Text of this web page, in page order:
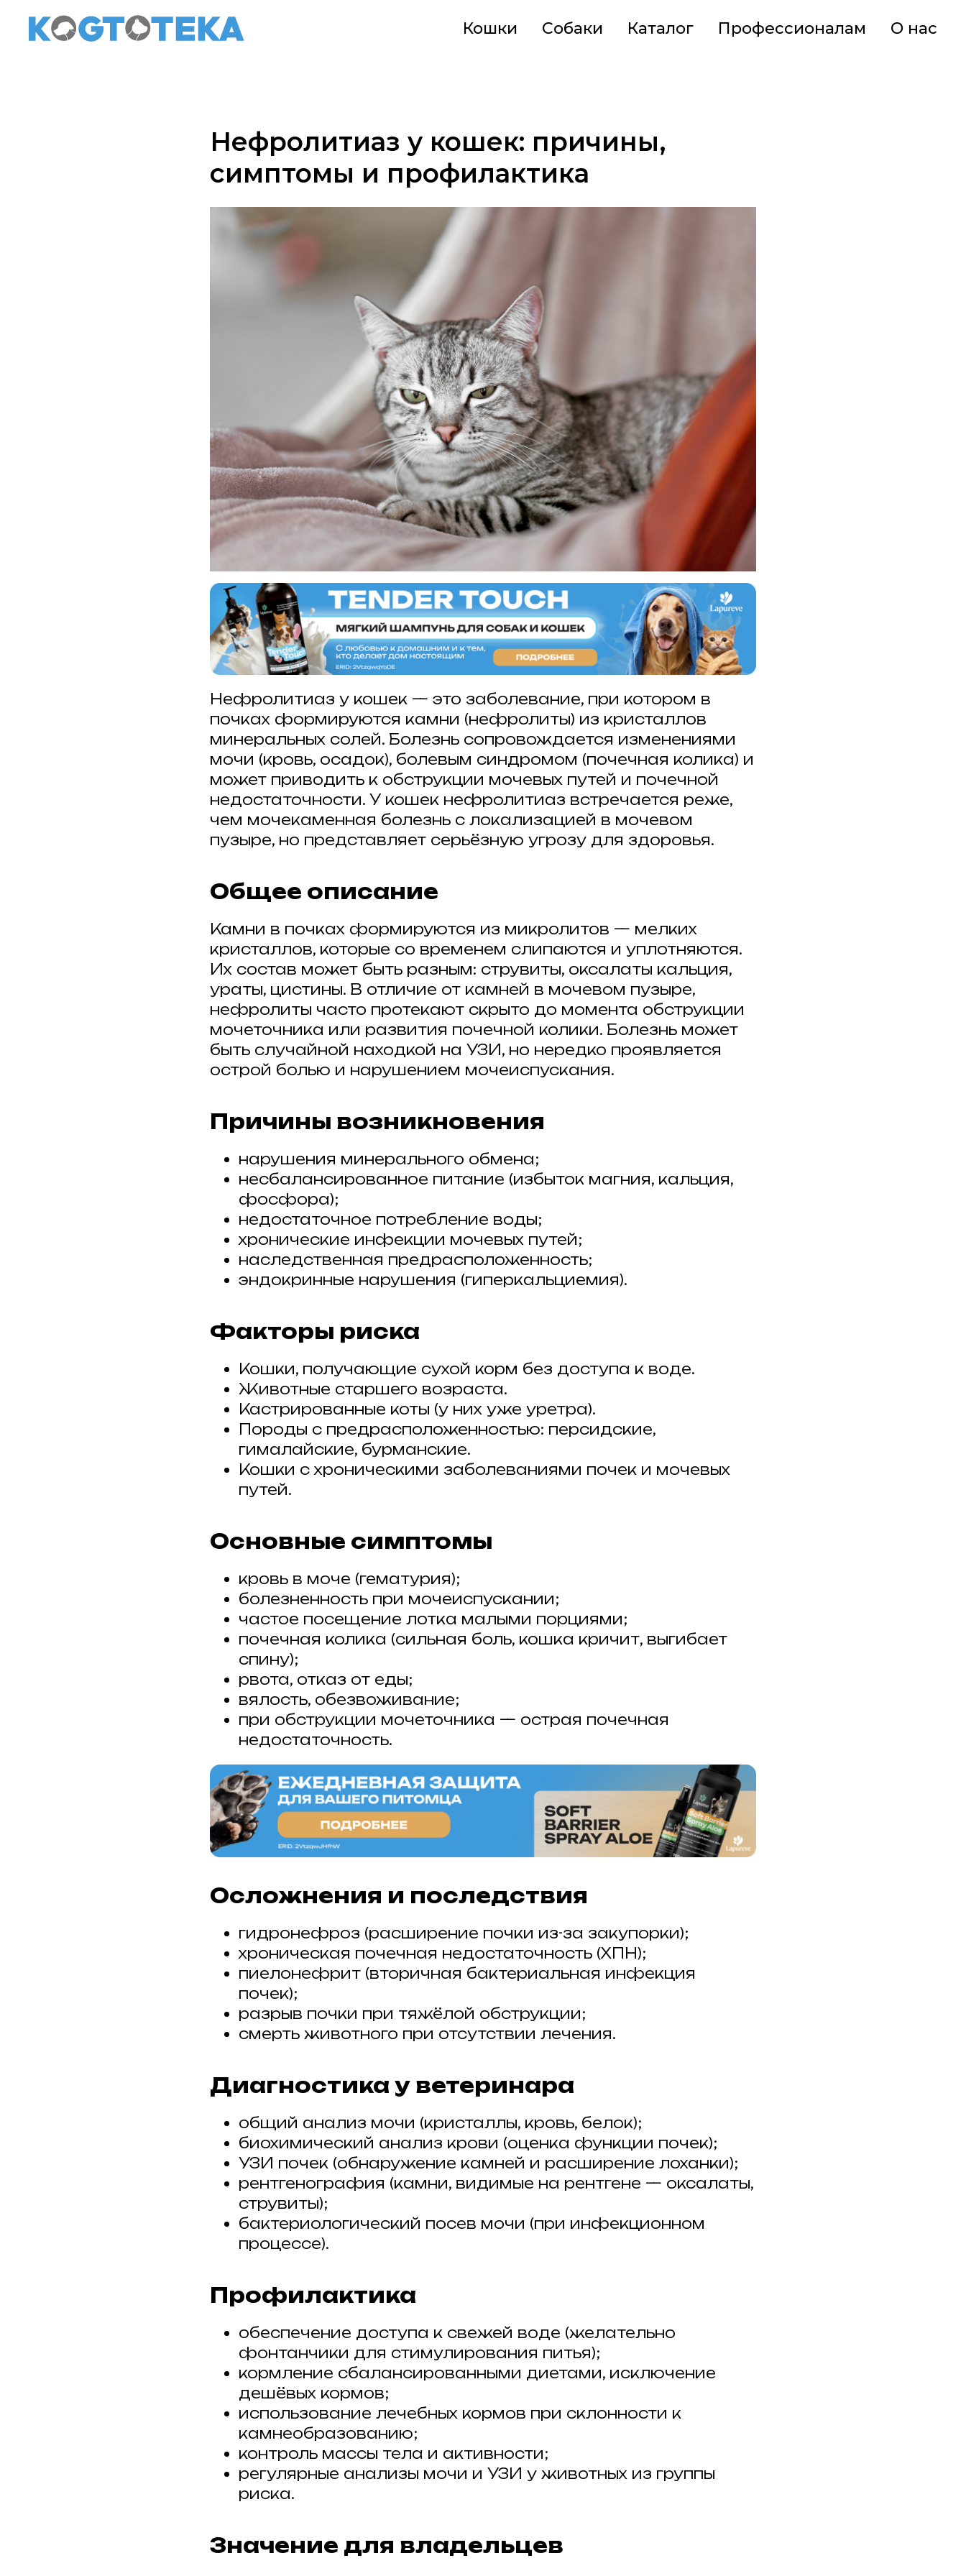
Кошки Собаки Каталог Профессионалам О нас
Нефролитиаз у кошек: причины,
симптомы и профилактика
Нефролитиаз у кошек — это заболевание, при котором в
почках формируются камни (нефролиты) из кристаллов
минеральных солей. Болезнь сопровождается изменениями
мочи (кровь, осадок), болевым синдромом (почечная колика) и
может приводить к обструкции мочевых путей и почечной
недостаточности. У кошек нефролитиаз встречается реже,
чем мочекаменная болезнь с локализацией в мочевом
пузыре, но представляет серьёзную угрозу для здоровья.
Общее описание
Камни в почках формируются из микролитов — мелких
кристаллов, которые со временем слипаются и уплотняются.
Их состав может быть разным: струвиты, оксалаты кальция,
ураты, цистины. В отличие от камней в мочевом пузыре,
нефролиты часто протекают скрыто до момента обструкции
мочеточника или развития почечной колики. Болезнь может
быть случайной находкой на УЗИ, но нередко проявляется
острой болью и нарушением мочеиспускания.
Причины возникновения
нарушения минерального обмена;
несбалансированное питание (избыток магния, кальция,
фосфора);
недостаточное потребление воды;
хронические инфекции мочевых путей;
наследственная предрасположенность;
эндокринные нарушения (гиперкальциемия).
Факторы риска
Кошки, получающие сухой корм без доступа к воде.
Животные старшего возраста.
Кастрированные коты (у них уже уретра).
Породы с предрасположенностью: персидские,
гималайские, бурманские.
Кошки с хроническими заболеваниями почек и мочевых
путей.
Основные симптомы
кровь в моче (гематурия);
болезненность при мочеиспускании;
частое посещение лотка малыми порциями;
почечная колика (сильная боль, кошка кричит, выгибает
спину);
рвота, отказ от еды;
вялость, обезвоживание;
при обструкции мочеточника — острая почечная
недостаточность.
Осложнения и последствия
гидронефроз (расширение почки из-за закупорки);
хроническая почечная недостаточность (ХПН);
пиелонефрит (вторичная бактериальная инфекция
почек);
разрыв почки при тяжёлой обструкции;
смерть животного при отсутствии лечения.
Диагностика у ветеринара
общий анализ мочи (кристаллы, кровь, белок);
биохимический анализ крови (оценка функции почек);
УЗИ почек (обнаружение камней и расширение лоханки);
рентгенография (камни, видимые на рентгене — оксалаты,
струвиты);
бактериологический посев мочи (при инфекционном
процессе).
Профилактика
обеспечение доступа к свежей воде (желательно
фонтанчики для стимулирования питья);
кормление сбалансированными диетами, исключение
дешёвых кормов;
использование лечебных кормов при склонности к
камнеобразованию;
контроль массы тела и активности;
регулярные анализы мочи и УЗИ у животных из группы
риска.
Значение для владельцев